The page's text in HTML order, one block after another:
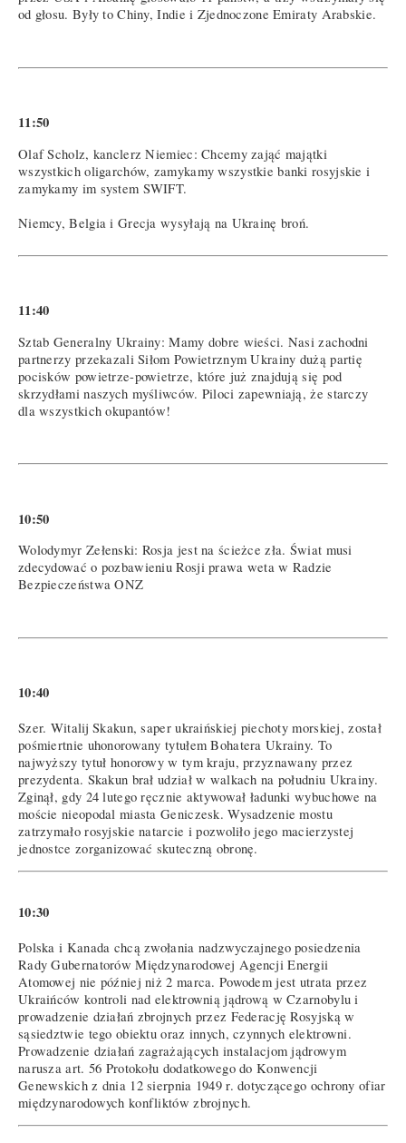
od głosu. Były to Chiny, Indie i Zjednoczone Emiraty Arabskie.
11:50
Olaf Scholz, kanclerz Niemiec: Chcemy zająć majątki
wszystkich oligarchów, zamykamy wszystkie banki rosyjskie i
zamykamy im system SWIFT.
Niemcy, Belgia i Grecja wysyłają na Ukrainę broń.
11:40
Sztab Generalny Ukrainy: Mamy dobre wieści. Nasi zachodni
partnerzy przekazali Siłom Powietrznym Ukrainy dużą partię
pocisków powietrze-powietrze, które już znajdują się pod
skrzydłami naszych myśliwców. Piloci zapewniają, że starczy
dla wszystkich okupantów!
10:50
Wolodymyr Zełenski: Rosja jest na ścieżce zła. Świat musi
zdecydować o pozbawieniu Rosji prawa weta w Radzie
Bezpieczeństwa ONZ
10:40
Szer. Witalij Skakun, saper ukraińskiej piechoty morskiej, został
pośmiertnie uhonorowany tytułem Bohatera Ukrainy. To
najwyższy tytuł honorowy w tym kraju, przyznawany przez
prezydenta. Skakun brał udział w walkach na południu Ukrainy.
Zginął, gdy 24 lutego ręcznie aktywował ładunki wybuchowe na
moście nieopodal miasta Geniczesk. Wysadzenie mostu
zatrzymało rosyjskie natarcie i pozwoliło jego macierzystej
jednostce zorganizować skuteczną obronę.
10:30
Polska i Kanada chcą zwołania nadzwyczajnego posiedzenia
Rady Gubernatorów Międzynarodowej Agencji Energii
Atomowej nie później niż 2 marca. Powodem jest utrata przez
Ukraińców kontroli nad elektrownią jądrową w Czarnobylu i
prowadzenie działań zbrojnych przez Federację Rosyjską w
sąsiedztwie tego obiektu oraz innych, czynnych elektrowni.
Prowadzenie działań zagrażających instalacjom jądrowym
narusza art. 56 Protokołu dodatkowego do Konwencji
Genewskich z dnia 12 sierpnia 1949 r. dotyczącego ochrony ofiar
międzynarodowych konfliktów zbrojnych.